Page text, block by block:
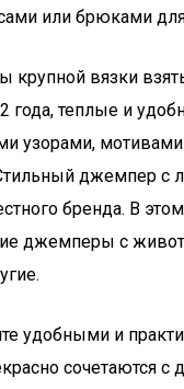
или брюками для
вязки
года, теплые и
узорами,
джемпер с
бренда. В
джемперы с
удобными и
сочетаются